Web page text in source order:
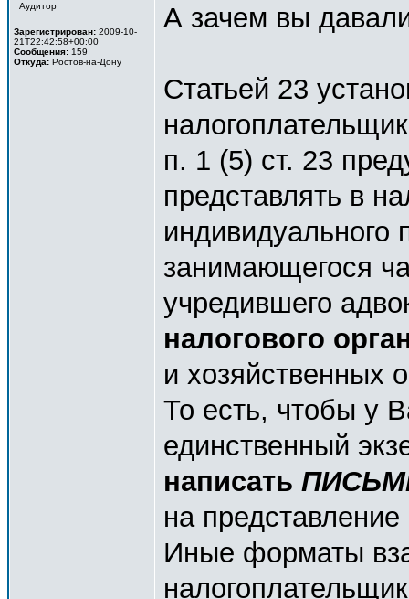
Аудитор
Зарегистрирован: 2009-10-
21T22:42:58+00:00
Сообщения: 159
Откуда: Ростов-на-Дону
А зачем вы
Статьей 23
п. 1 (5) ст. 23
представлять в
индивидуального
занимающегося
учредившего
налогового
и хозяйственных
То есть, чтобы у
единственный
написать
на
Иные форматы